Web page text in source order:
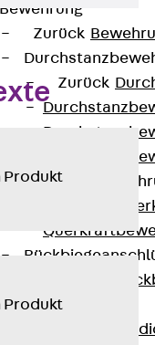
Bewehrung
Zurück
Zurück
FERBOX®
Produkt
Produkt